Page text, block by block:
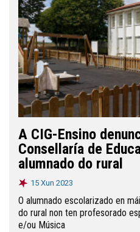
A CIG-Ensino
Consellaría de
alumnado do rural
15 Xun 2023
O alumnado escolarizado en
do rural non ten profesorado
e/ou Música